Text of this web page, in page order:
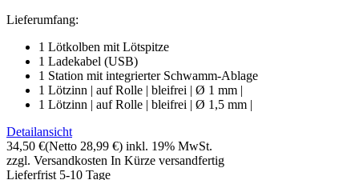
Lieferumfang:
1 Lötkolben mit Lötspitze
1 Ladekabel (USB)
1 Station mit integrierter Schwamm-Ablage
1 Lötzinn | auf Rolle | bleifrei | Ø 1 mm |
1 Lötzinn | auf Rolle | bleifrei | Ø 1,5 mm |
Detailansicht
34,50 €(Netto 28,99 €) inkl. 19% MwSt.
zzgl. Versandkosten In Kürze versandfertig
Lieferfrist 5-10 Tage